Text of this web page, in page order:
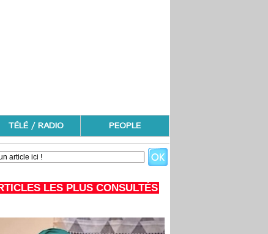
TÉLÉ / RADIO PEOPLE
LES PLUS CONSULTÉS